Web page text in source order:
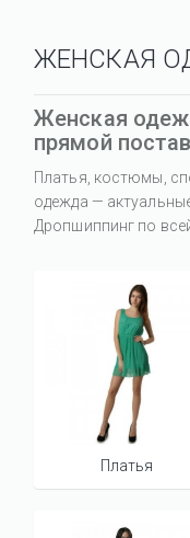
ЖЕНСКАЯ
Женская
прямой
Платья, костюмы,
одежда —
Дропшиппинг по
Платья